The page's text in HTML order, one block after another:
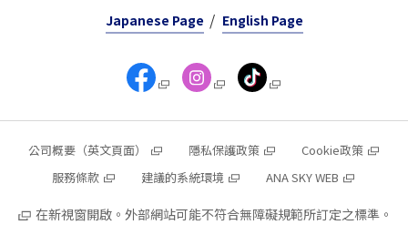
Japanese Page English Page
公司概要（英文頁面） 隱私保護政策
Cookie政策
服務條款
建議的系統環境 ANA SKY WEB
在新視窗開啟。外部網站可能不符合無障礙規範所訂定之標準。